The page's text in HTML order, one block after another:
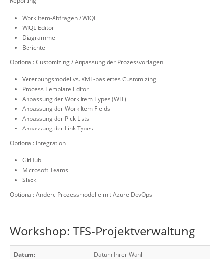
Work Item-Abfragen / WIQL
WIQL Editor
Diagramme
Berichte
Optional: Customizing / Anpassung der Prozessvorlagen
Vererbungsmodel vs. XML-basiertes Customizing
Process Template Editor
Anpassung der Work Item Types (WIT)
Anpassung der Work Item Fields
Anpassung der Pick Lists
Anpassung der Link Types
Optional: Integration
GitHub
Microsoft Teams
Slack
Optional: Andere Prozessmodelle mit Azure DevOps
Workshop: TFS-Projektverwaltung
Datum:
Datum Ihrer Wahl